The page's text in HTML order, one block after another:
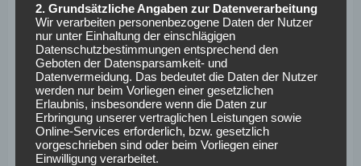
Anpfiff:Samstag, den 30.09.2017 um 15:30
Stadion:Volkswagen-Arena, Wolfsburg
Schiedsrichter:Robert Hartmann
Bilanz gegeneinander gesamt:12 – 12 – 8 bei 50:47
Toren
Bilanz gegeneinander bei Heimspiel VfL
Wolfsburg:7 – 6 – 3 bei 34:27 Toren
2. Grundsätzliche Angaben zur Datenverarbeitung
Wir verarbeiten personenbezogene Daten der Nutzer
nur unter Einhaltung der einschlägigen
Datenschutzbestimmungen entsprechend den
Geboten der Datensparsamkeit- und
Datenvermeidung. Das bedeutet die Daten der Nutzer
werden nur beim Vorliegen einer gesetzlichen
Erlaubnis, insbesondere wenn die Daten zur
Erbringung unserer vertraglichen Leistungen sowie
Online-Services erforderlich, bzw. gesetzlich
vorgeschrieben sind oder beim Vorliegen einer
Einwilligung verarbeitet.